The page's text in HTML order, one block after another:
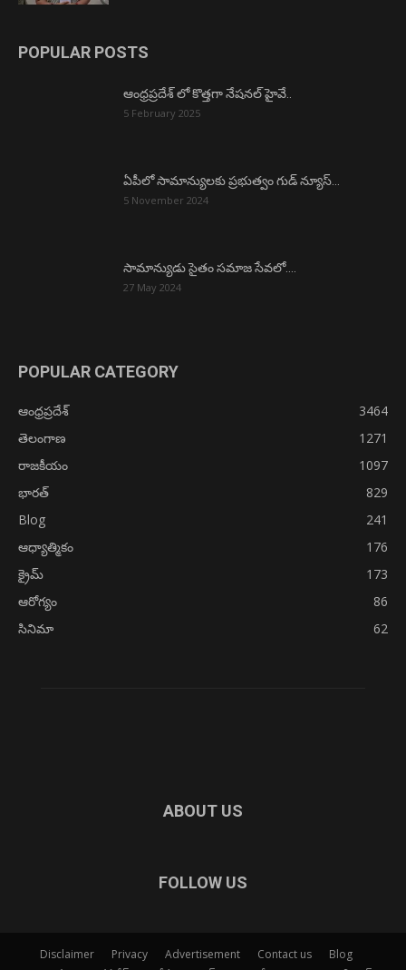
POPULAR POSTS
ఆంధ్రప్రదేశ్ లో కొత్తగా నేషనల్ హైవే..
5 February 2025
ఏపీలో సామాన్యులకు ప్రభుత్వం గుడ్ న్యూస్…
5 November 2024
సామాన్యుడు సైతం సమాజ సేవలో….
27 May 2024
POPULAR CATEGORY
ఆంధ్రప్రదేశ్
3464
తెలంగాణ
1271
రాజకీయం
1097
భారత్
829
Blog
241
ఆధ్యాత్మికం
176
క్రైమ్
173
ఆరోగ్యం
86
సినిమా
62
ABOUT US
FOLLOW US
Disclaimer Privacy Advertisement Contact us
Blog